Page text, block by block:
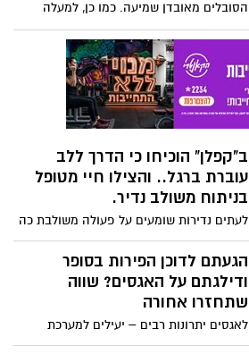
בתאריך 01/04/2022 במודיעין המרוץ החברתי
הראשון - רצים (גם) עם כליה אחת.
הסובלים מאובדן שמיעה. כמו כן, למעלה
מ-1.5 מיליארד אנשים ברחבי העולם, חיים עם
אובדן שמיעה ועד שנת 2050 המספר צפוי
בנוסף לכך, 50% מהאנשים בגילאי 12-35
נמצאים בסיכון לפגיעה בשמיעה לצמיתות.
מהצעירים במדינות בעלות הכנסה גבוהה
ובינונית, הוא חשיפה לרעש מזיק בעוצמות
גבוהות, במקומות בילוי למשל ה. רוב האנשים
לא מודעים לסכנות הכרוכות בהאזנה קבועה
זמן, בעיקר בחברה מודרנית בה מאזינים
למוזיקה באוזניות, סמארטפונים וכדומה.
ב"קפלן" הוכיחו כי הדרך ללב
עוברת ברגל.. והצילו חיי מטופל
בניתוח משולב נדיר.
לעתים נדירות שומעים על פעולה משולבת כה
נדירה כזו שבוצעה השבוע ע"י יחידת
הצנתורים ויחידת כלי הדם במרכז הרפואי
קפלן ובה ניצלו חייו של חיים פליישר מהוד
השרון, שסבל משילוב נדיר של היצרות
הגעתם לדוכן הפירות בסופר
ודילגתם על האגסים? שווה
שתחזרו אחורה
לאגסים יתרונות רבים – יעילים למערכת
העיכול ומסייעים במניעת סוכרת מסוג 2 ועוד.